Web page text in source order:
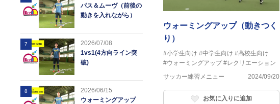
パス＆ムーヴ（前後の
動きを入れながら）
7
2026/07/08
1vs1(4方向ライン突
破)
8
2026/06/15
ウォーミングアップ
ウォーミングアップ（動きつく
り）
#小学生向け #中学生向け #高校生向け
#ウォーミングアップ #レクリエーション
サッカー練習メニュー
2024/09/20
お気に入りに追加